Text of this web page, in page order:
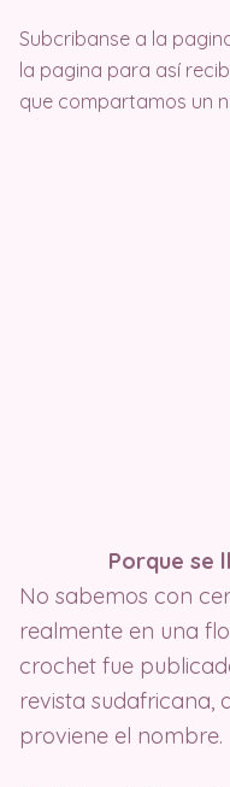
Subcribanse a la
la pagina para así
que compartamos un
Porque se
No sabemos con
realmente en una
crochet fue
revista sudafricana,
proviene el nombre.